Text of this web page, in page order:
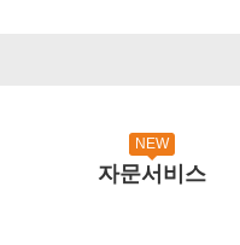
NEW
자문서비스